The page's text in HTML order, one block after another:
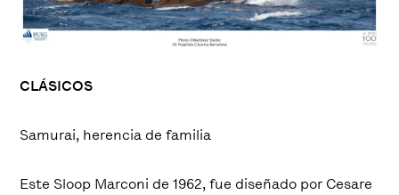
CLÁSICOS
Samurai, herencia de familia
Este Sloop Marconi de 1962, fue diseñado por Cesare